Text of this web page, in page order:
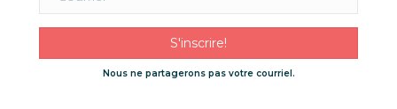
S'inscrire!
Nous ne partagerons pas votre courriel.